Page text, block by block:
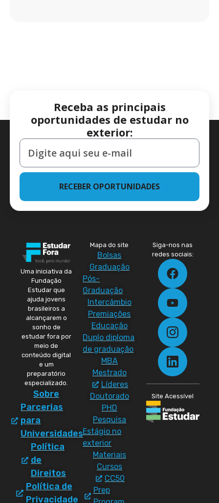
Receba as principais
oportunidades de estudar no
exterior:
RECEBER OPORTUNIDADES
Uma iniciativa da
Fundação
Estudar que
ajuda jovens
brasileiros a
alcançarem o
sonho de
estudar fora por
meio de
conteúdo digital
e um
preparatório
especializado.
Sobre
Parcerias
para
Universidades
Política
de
Direitos
Política de
Privacidade
Mapa do site
Bolsas
Graduação
Pós-
Graduação
Intercâmbio
Premiações
Educação
Duplo diploma
de graduação
MBA
Mestrado
Líderes
Doutorado
PHD
Pesquisa
Estágio no
exterior
Materiais
Cursos
CC50
Prep
Siga-nos nas
redes sociais:
Site Acessível